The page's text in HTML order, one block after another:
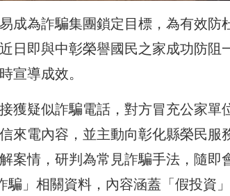
成為詐騙集團鎖定目標，為有效
日即與中彰榮譽國民之家成功防
宣導成效。
獲疑似詐騙電話，對方冒充公家單
來電內容，並主動向彰化縣榮民服
案情，研判為常見詐騙手法，隨即
騙」相關資料，內容涵蓋「假投資